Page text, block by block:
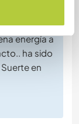
la ...
energía a
ha sido
en